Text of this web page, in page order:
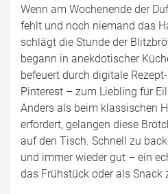
Wenn am Wochenende der
fehlt und noch niemand das
schlägt die Stunde der
begann in anekdotischer
befeuert durch digitale
Pinterest – zum Liebling für
Anders als beim klassischen
erfordert, gelangen diese
auf den Tisch. Schnell zu
und immer wieder gut – ein
das Frühstück oder als Snack